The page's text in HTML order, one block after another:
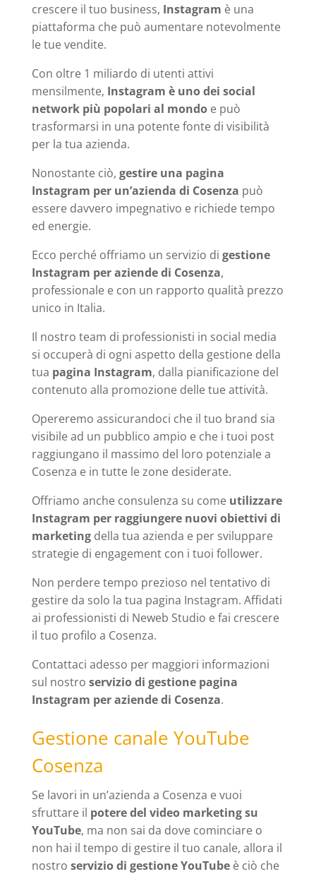
crescere il tuo business, Instagram è una
piattaforma che può aumentare notevolmente
le tue vendite.
Con oltre 1 miliardo di utenti attivi
mensilmente, Instagram è uno dei social
network più popolari al mondoe può
trasformarsi in una potente fonte di visibilità
per la tua azienda.
Nonostante ciò, gestire una pagina
Instagram per un’azienda di Cosenza può
essere davvero impegnativo e richiede tempo
ed energie.
Ecco perché offriamo un servizio di gestione
Instagram per aziende di Cosenza,
professionale e con un rapporto qualità prezzo
unico in Italia.
Il nostro team di professionisti in social media
si occuperà di ogni aspetto della gestione della
tua pagina Instagram, dalla pianificazione del
contenuto alla promozione delle tue attività.
Opereremo assicurandoci che il tuo brand sia
visibile ad un pubblico ampio e che i tuoi post
raggiungano il massimo del loro potenziale a
Cosenza e in tutte le zone desiderate.
Offriamo anche consulenza su come utilizzare
Instagram per raggiungere nuovi obiettivi di
marketingdella tua azienda e per sviluppare
strategie di engagement con i tuoi follower.
Non perdere tempo prezioso nel tentativo di
gestire da solo la tua pagina Instagram. Affidati
ai professionisti di Neweb Studio e fai crescere
il tuo profilo a Cosenza.
Contattaci adesso per maggiori informazioni
sul nostro servizio di gestione pagina
Instagram per aziende di Cosenza.
Gestione canale YouTube
Cosenza
Se lavori in un’azienda a Cosenza e vuoi
sfruttare il potere del video marketing su
YouTube, ma non sai da dove cominciare o
non hai il tempo di gestire il tuo canale, allora il
nostro servizio di gestione YouTubeè ciò che